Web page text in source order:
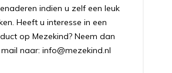
indien u zelf een leuk
Heeft u interesse in een
op Mezekind? Neem dan
naar: info@mezekind.nl